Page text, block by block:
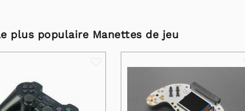
plus populaire Manettes de jeu